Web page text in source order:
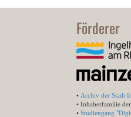
Förderer
• Archiv der Stadt
• Inhaberfamilie
• Studiengang